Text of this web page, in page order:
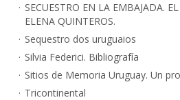
SECUESTRO EN LA EMBAJADA.
ELENA QUINTEROS.
Sequestro dos uruguaios
Silvia Federici. Bibliografía
Sitios de Memoria Uruguay. Un
Tricontinental